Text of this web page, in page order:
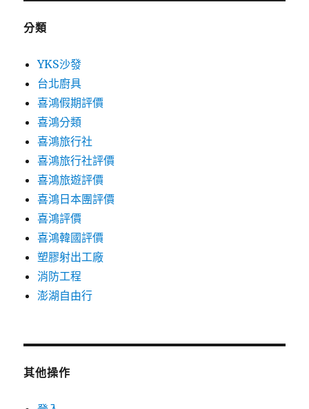
分類
YKS沙發
台北廚具
喜鴻假期評價
喜鴻分類
喜鴻旅行社
喜鴻旅行社評價
喜鴻旅遊評價
喜鴻日本團評價
喜鴻評價
喜鴻韓國評價
塑膠射出工廠
消防工程
澎湖自由行
其他操作